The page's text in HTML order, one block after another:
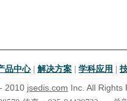
品中心| 解决方案 学科应用
2010 jsedis.com Inc. All